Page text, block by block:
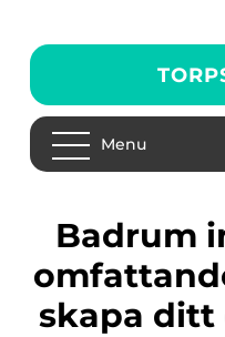
Menu
Badrum inredning: En
skapa